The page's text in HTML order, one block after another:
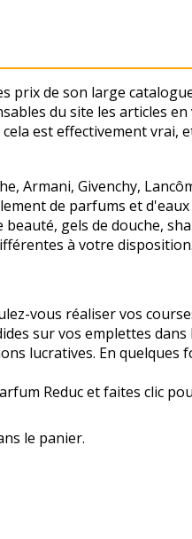
prix de son large
du site les articles en
est effectivement vrai,
Armani, Givenchy,
de parfums et
gels de douche,
à votre disposition.
vous réaliser vos
sur vos emplettes dans
lucratives. En quelques
Reduc et faites clic
le panier.